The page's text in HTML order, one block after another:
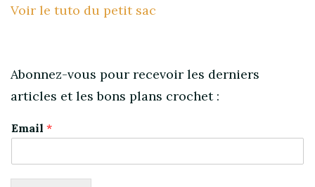
Voir le tuto du petit sac
Abonnez-vous pour recevoir les derniers
articles et les bons plans crochet :
Email *